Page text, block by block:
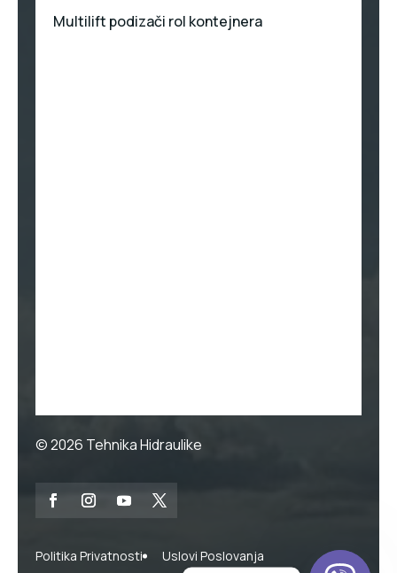
Multilift podizači rol kontejnera
© 2026 Tehnika Hidraulike
Politika Privatnosti
Uslovi Poslovanja